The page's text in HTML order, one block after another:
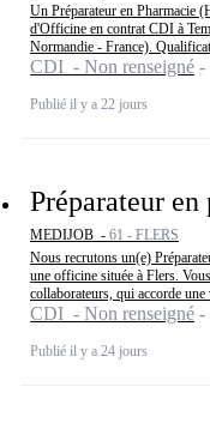
Un Préparateur en Pharmacie
d'Officine en contrat CDI à
Normandie - France).
CDI - Non renseigné
Publié il y a 22 jours
Préparateur
MEDIJOB - 61 - FLERS
Nous recrutons un(e)
une officine située à Flers.
collaborateurs, qui accorde
CDI - Non renseigné
Publié il y a 24 jours